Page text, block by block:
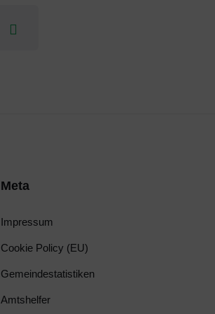
Meta
Impressum
Cookie Policy (EU)
Gemeindestatistiken
Amtshelfer